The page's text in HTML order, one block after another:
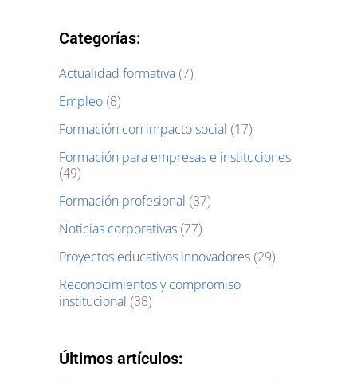
Categorías:
Actualidad formativa (7)
Empleo (8)
Formación con impacto social (17)
Formación para empresas e instituciones
(49)
Formación profesional (37)
Noticias corporativas (77)
Proyectos educativos innovadores (29)
Reconocimientos y compromiso
institucional (38)
Últimos artículos: